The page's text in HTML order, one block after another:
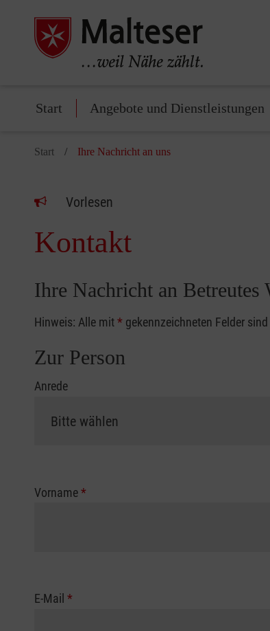
Start Angebote und Dienstleistungen
Start Ihre Nachricht an uns
Vorlesen
Kontakt
Ihre Nachricht an
Hinweis: Alle mit* gekennzeichneten Felder
Zur Person
Anrede
Vorname*
E-Mail *